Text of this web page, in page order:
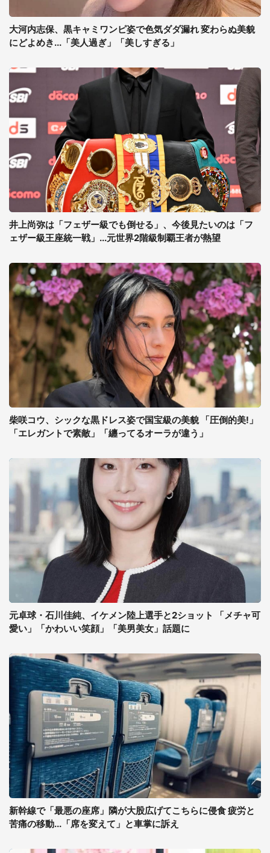
大河内志保、黒キャミワンピ姿で色気ダダ漏れ 変わらぬ美貌
にどよめき...「美人過ぎ」「美しすぎる」
井上尚弥は「フェザー級でも倒せる」、今後見たいのは「フ
ェザー級王座統一戦」...元世界2階級制覇王者が熱望
柴咲コウ、シックな黒ドレス姿で国宝級の美貌 「圧倒的美!」
「エレガントで素敵」「纏ってるオーラが違う」
元卓球・石川佳純、イケメン陸上選手と2ショット 「メチャ可
愛い」「かわいい笑顔」「美男美女」話題に
新幹線で「最悪の座席」隣が大股広げてこちらに侵食 疲労と
苦痛の移動...「席を変えて」と車掌に訴え